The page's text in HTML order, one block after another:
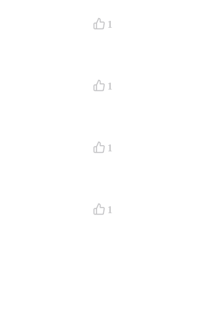
文科生”
，那时他还在盛
合成为这个时代的注
人能说自己是成功
过有的在上二年级，
格去比些什么，或者
会？》
1
1
1
1